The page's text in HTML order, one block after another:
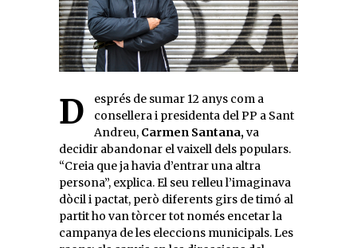
Després de sumar 12 anys com a
consellera i presidenta del PP a Sant
Andreu, Carmen Santana,va
decidir abandonar el vaixell dels populars.
“Creia que ja havia d’entrar una altra
persona”, explica. El seu relleu l’imaginava
dòcil i pactat, però diferents girs de timó al
partit ho van tòrcer tot només encetar la
campanya de les eleccions municipals. Les